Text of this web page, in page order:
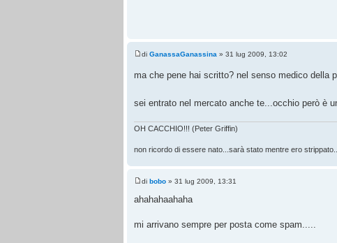
di GanassaGanassina » 31 lug 2009, 13:02
ma che pene hai scritto? nel senso medico della
sei entrato nel mercato anche te...occhio però è
OH CACCHIO!!! (Peter Griffin)
non ricordo di essere nato...sarà stato mentre ero
di bobo » 31 lug 2009, 13:31
ahahahaahaha
mi arrivano sempre per posta come spam.....